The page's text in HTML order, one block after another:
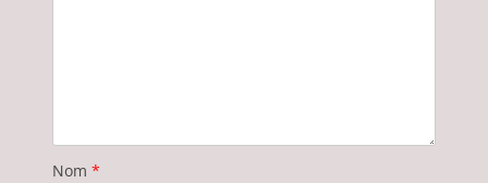
Nom *